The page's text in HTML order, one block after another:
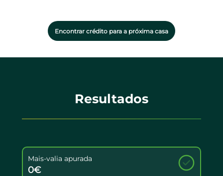
Encontrar crédito para a próxima casa
Resultados
Mais-valia apurada
0€